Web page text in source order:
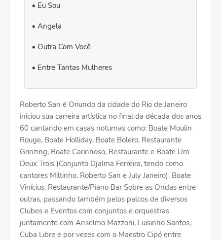
Eu Sou
Angela
Outra Com Você
Entre Tantas Mulheres
Roberto San é Oriundo da cidade do Rio de Janeiro
iniciou sua carreira artística no final da década dos anos
60 cantando em casas noturnas como: Boate Moulin
Rouge, Boate Holliday, Boate Bolero, Restaurante
Grinzing, Boate Carinhoso, Restaurante e Boate Um
Deux Trois (Conjunto Djalma Ferreira, tendo como
cantores Miltinho, Roberto San e July Janeiro), Boate
Vinícius, Restaurante/Piano Bar Sobre as Ondas entre
outras, passando também pelos palcos de diversos
Clubes e Eventos com conjuntos e orquestras
juntamente com Anselmo Mazzoni, Luisinho Santos,
Cuba Libre e por vezes com o Maestro Cipó entre